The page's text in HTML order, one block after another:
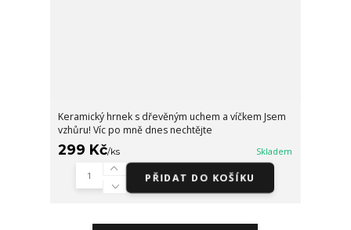
Keramický hrnek s dřevěným uchem a víčkem Jsem
vzhůru! Víc po mně dnes nechtějte
299 Kč/ks Skladem
PŘIDAT DO KOŠÍKU